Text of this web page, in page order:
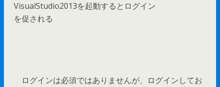
VisualStudio2013を起動するとログイン
を促される
ログインは必須ではありませんが、ログインしてお